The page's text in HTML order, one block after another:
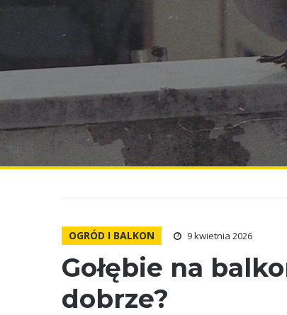
OGRÓD I BALKON 9 kwietnia 2026
Gołębie na
dobrze?